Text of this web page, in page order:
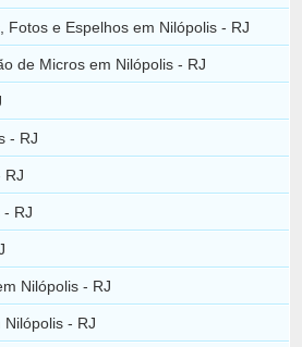
Fotos e Espelhos em Nilópolis - RJ
de Micros em Nilópolis - RJ
- RJ
RJ
- RJ
Nilópolis - RJ
- RJ